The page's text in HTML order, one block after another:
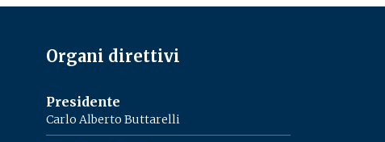
Organi direttivi
Presidente
Carlo Alberto Buttarelli